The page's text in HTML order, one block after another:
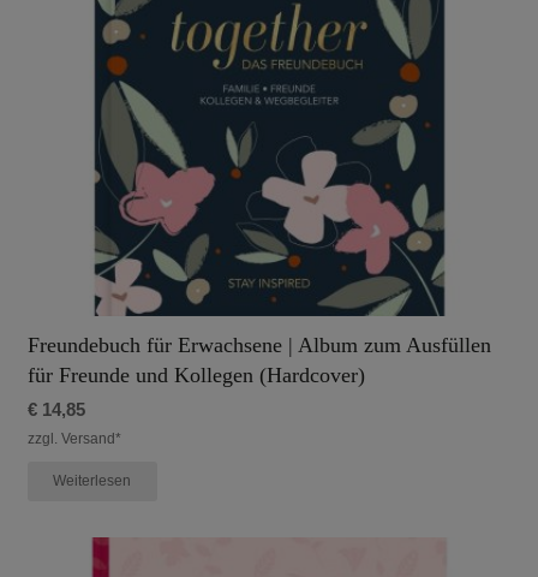
Freundebuch für Erwachsene | Album zum Ausfüllen
für Freunde und Kollegen (Hardcover)
€14,85
zzgl. Versand*
Weiterlesen